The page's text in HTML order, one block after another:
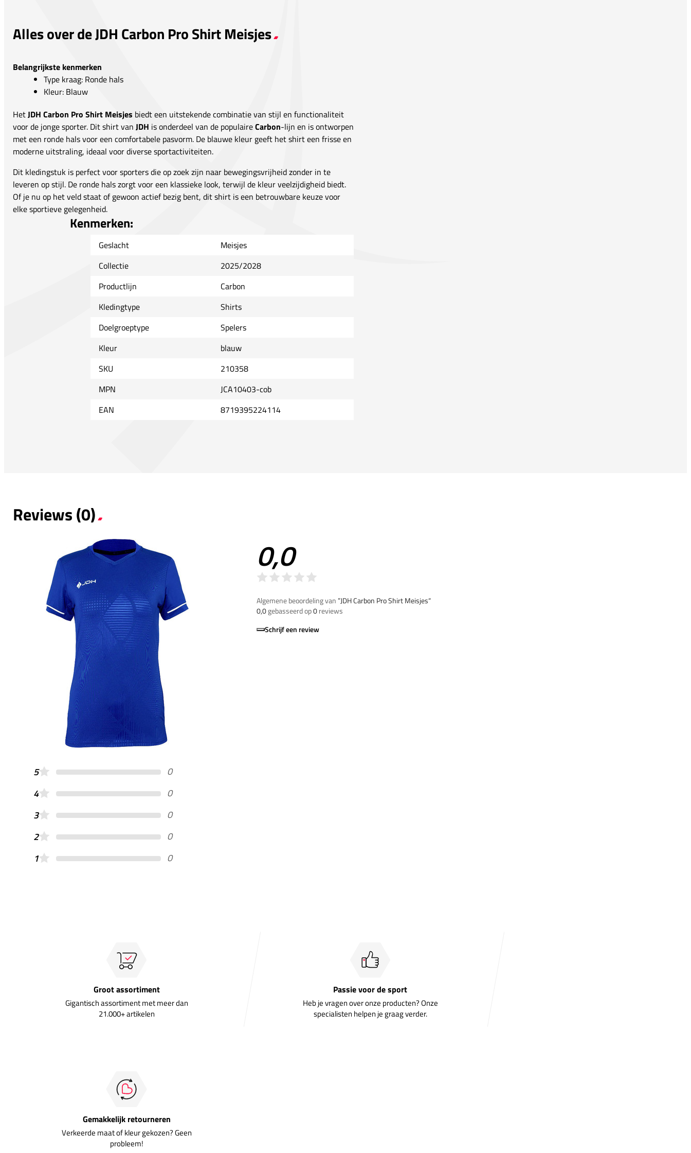
Alles over de JDH Carbon Pro Shirt Meisjes
Belangrijkste kenmerken
Type kraag: Ronde hals
Kleur: Blauw
HetJDH Carbon Pro Shirt Meisjes biedt een uitstekende combinatie van stijl en functionaliteit
voor de jonge sporter. Dit shirt van JDH is onderdeel van de populaireCarbon-lijn en is ontworpen
met een ronde hals voor een comfortabele pasvorm. De blauwe kleur geeft het shirt een frisse en
moderne uitstraling, ideaal voor diverse sportactiviteiten.
Dit kledingstuk is perfect voor sporters die op zoek zijn naar bewegingsvrijheid zonder in te
leveren op stijl. De ronde hals zorgt voor een klassieke look, terwijl de kleur veelzijdigheid biedt.
Of je nu op het veld staat of gewoon actief bezig bent, dit shirt is een betrouwbare keuze voor
elke sportieve gelegenheid.
Kenmerken:
Geslacht
Meisjes
Collectie
2025/2028
Productlijn
Carbon
Kledingtype
Shirts
Doelgroeptype
Spelers
Kleur
blauw
SKU
210358
MPN
JCA10403-cob
EAN
8719395224114
Reviews (0)
0,0
Algemene beoordeling van”JDH Carbon Pro Shirt Meisjes“
0,0gebasseerd op0reviews
Schrijf een review
5
0
4
0
3
0
2
0
1
0
Groot assortiment
Gigantisch assortiment met meer dan
21.000+ artikelen
Passie voor de sport
Heb je vragen over onze producten? Onze
specialisten helpen je graag verder.
Gemakkelijk retourneren
Verkeerde maat of kleur gekozen? Geen
probleem!